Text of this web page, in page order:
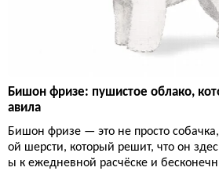
Бишон фризе: пушистое облако,
авила
Бишон фризе — это не просто
ой шерсти, который решит, что он
ы к ежедневной расчёске и